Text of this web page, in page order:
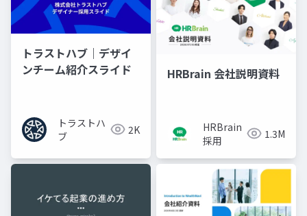
トラストハブ｜デザイ
ンチーム紹介スライド
トラストハ
ブ
2K
HRBrain 会社説明資料
HRBrain
採用
1.3M